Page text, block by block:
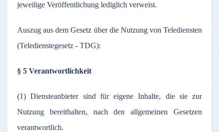
jeweilige Veröffentlichung lediglich verweist.
Auszug aus dem Gesetz über die Nutzung von Telediensten
(Teledienstegesetz - TDG):
§ 5 Verantwortlichkeit
(1) Diensteanbieter sind für eigene Inhalte, die sie zur
Nutzung bereithalten, nach den allgemeinen Gesetzen
verantwortlich.